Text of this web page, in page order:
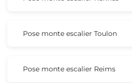
Pose monte escalier Toulon
Pose monte escalier Reims